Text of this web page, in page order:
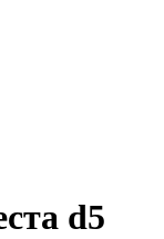
d5